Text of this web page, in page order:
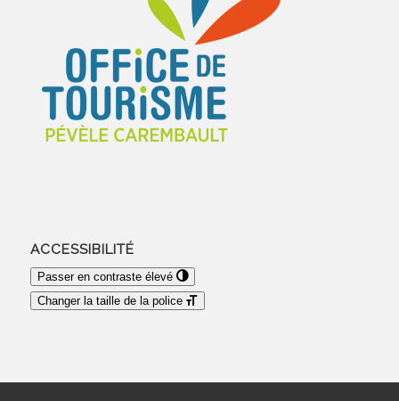
ACCESSIBILITÉ
Passer en contraste élevé
Changer la taille de la police